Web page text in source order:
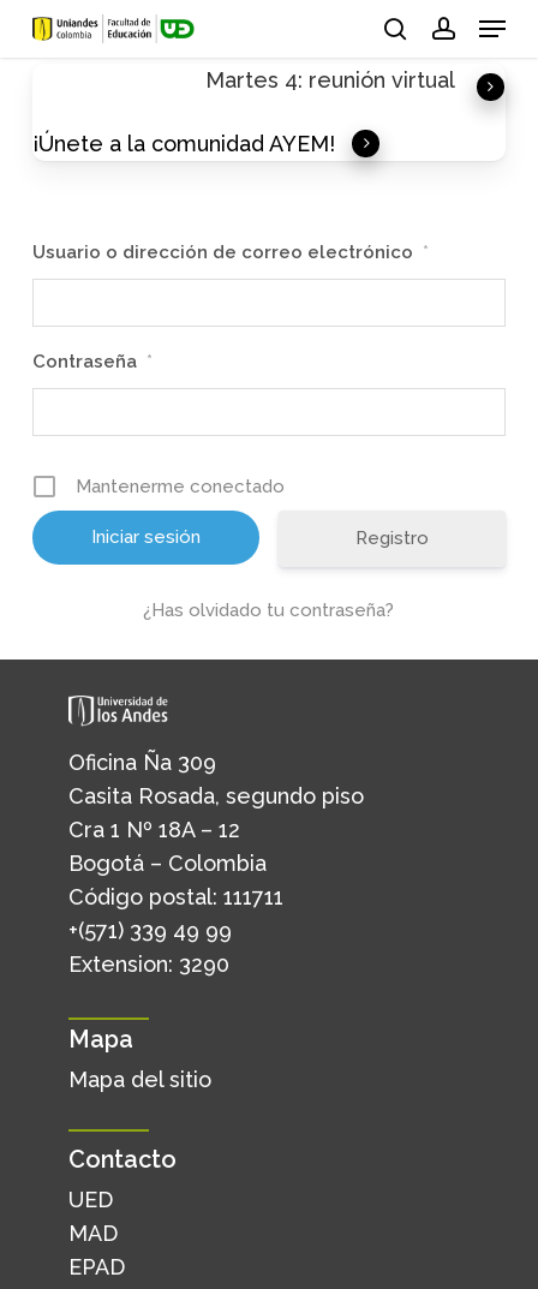
Skip
Menu
Martes 4: reunión virtual
¡Únete a la comunidad AYEM!
Usuario o dirección de correo electrónico *
Contraseña *
Mantenerme conectado
Registro
¿Has olvidado tu contraseña?
Oficina Ña 309
Casita Rosada, segundo piso
Cra 1 Nº 18A – 12
Bogotá – Colombia
Código postal: 111711
+(571) 339 49 99
Extension: 3290
Mapa
Mapa del sitio
Contacto
UED
MAD
EPAD